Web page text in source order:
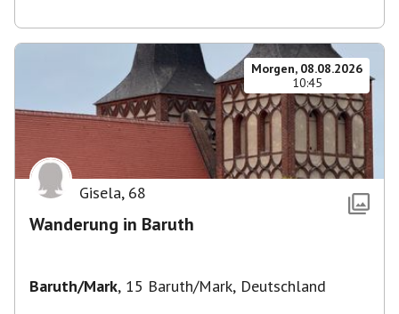
Morgen, 08.08.2026
10:45
Gisela, 68
Wanderung in Baruth
Baruth/Mark, 15 Baruth/Mark, Deutschland